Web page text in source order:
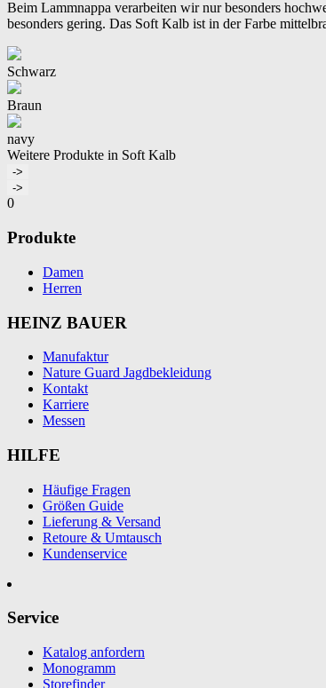
Beim Lammnappa verarbeiten wir nur besonders
besonders gering. Das Soft Kalb ist in der Farbe
Schwarz
Braun
navy
Weitere Produkte in Soft Kalb
->
->
0
Produkte
Damen
Herren
HEINZ BAUER
Manufaktur
Nature Guard Jagdbekleidung
Kontakt
Karriere
Messen
HILFE
Häufige Fragen
Größen Guide
Lieferung & Versand
Retoure & Umtausch
Kundenservice
Service
Katalog anfordern
Monogramm
Storefinder